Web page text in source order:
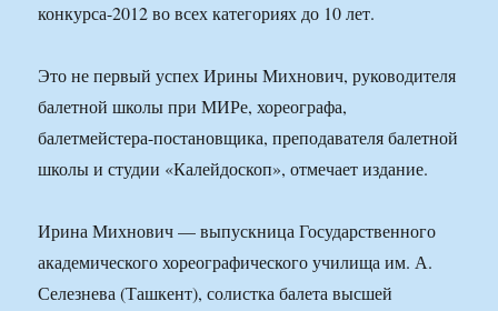
конкурса-2012 во всех категориях до 10 лет.
Это не первый успех Ирины Михнович, руководителя
балетной школы при МИРе, хореографа,
балетмейстера-постановщика, преподавателя балетной
школы и студии «Калейдоскоп», отмечает издание.
Ирина Михнович — выпускница Государственного
академического хореографического училища им. А.
Селезнева (Ташкент), солистка балета высшей